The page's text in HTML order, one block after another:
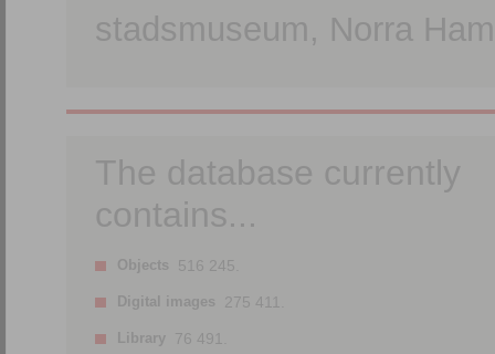
stadsmuseum, Norra
The database currently
contains...
Objects 516 245.
Digital images 275 411.
Library 76 491.